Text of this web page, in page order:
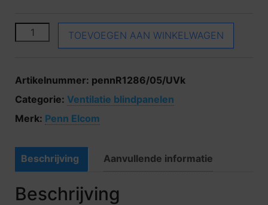
Penn Elcom R1286/05/UVK aantal
TOEVOEGEN AAN WINKELWAGEN
Artikelnummer: pennR1286/05/UVk
Categorie: Ventilatie blindpanelen
Merk: Penn Elcom
Beschrijving Aanvullende informatie
Beschrijving